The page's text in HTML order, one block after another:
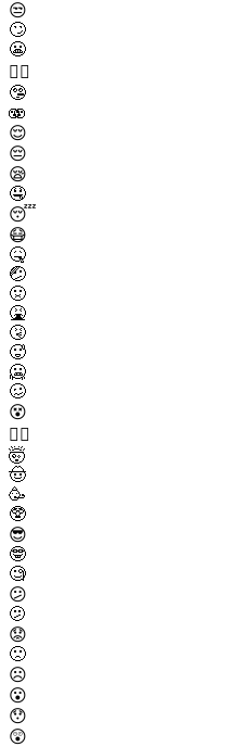
😒
🙄
😬
😮‍💨
🤥
🫨
😌
😔
😪
🤤
😴
😷
🤒
🤕
🤢
🤮
🤧
🥵
🥶
🥴
😵
😵‍💫
🤯
🤠
🥳
🥸
😎
🤓
🧐
😕
🫤
😟
🙁
☹️
😮
😯
😲